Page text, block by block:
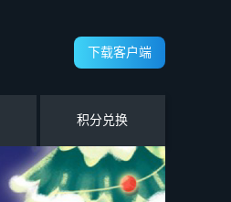
下载客户端
积分兑换